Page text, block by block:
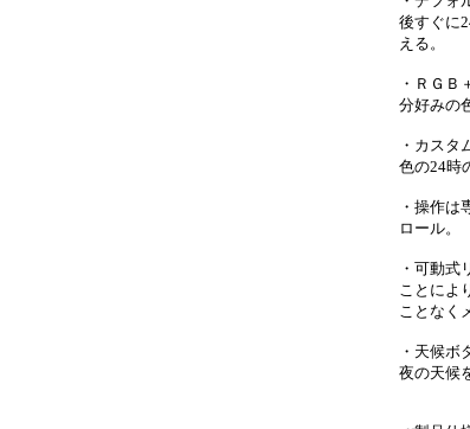
後すぐに
える。
・ＲＧＢ
分好みの
・カスタ
色の24時
・操作は
ロール。
・可動式
ことによ
ことなく
・天候ボ
夜の天候